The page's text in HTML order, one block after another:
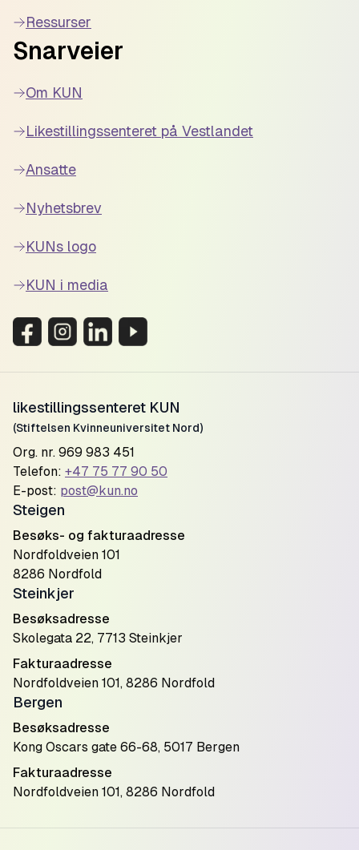
Ressurser
Snarveier
Om KUN
Likestillingssenteret på Vestlandet
Ansatte
Nyhetsbrev
KUNs logo
KUN i media
likestillingssenteret KUN
(Stiftelsen Kvinneuniversitet Nord)
Org. nr. 969 983 451
Telefon: +47 75 77 90 50
E-post: post@kun.no
Steigen
Besøks- og fakturaadresse
Nordfoldveien 101
8286 Nordfold
Steinkjer
Besøksadresse
Skolegata 22, 7713 Steinkjer
Fakturaadresse
Nordfoldveien 101, 8286 Nordfold
Bergen
Besøksadresse
Kong Oscars gate 66-68, 5017 Bergen
Fakturaadresse
Nordfoldveien 101, 8286 Nordfold